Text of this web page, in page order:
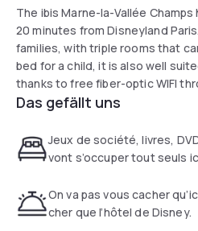
The ibis Marne-la-Vallée
20 minutes from Disneyland
families, with triple rooms that
bed for a child, it is also well
thanks to free fiber-optic WIFI
fully equipped meeting rooms.
cuisine enhanced with spices
Das gefällt uns
Jeux de société, livres,
vont s’occuper tout seuls
On va pas vous cacher
cher que l’hôtel de Disney.